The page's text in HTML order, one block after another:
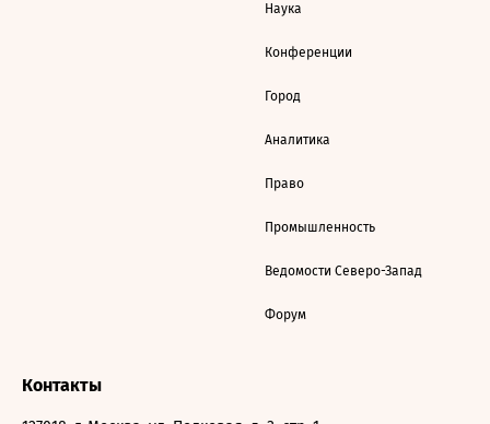
Наука
Конференции
Город
Аналитика
Право
Промышленность
Ведомости Северо-Запад
Форум
Контакты